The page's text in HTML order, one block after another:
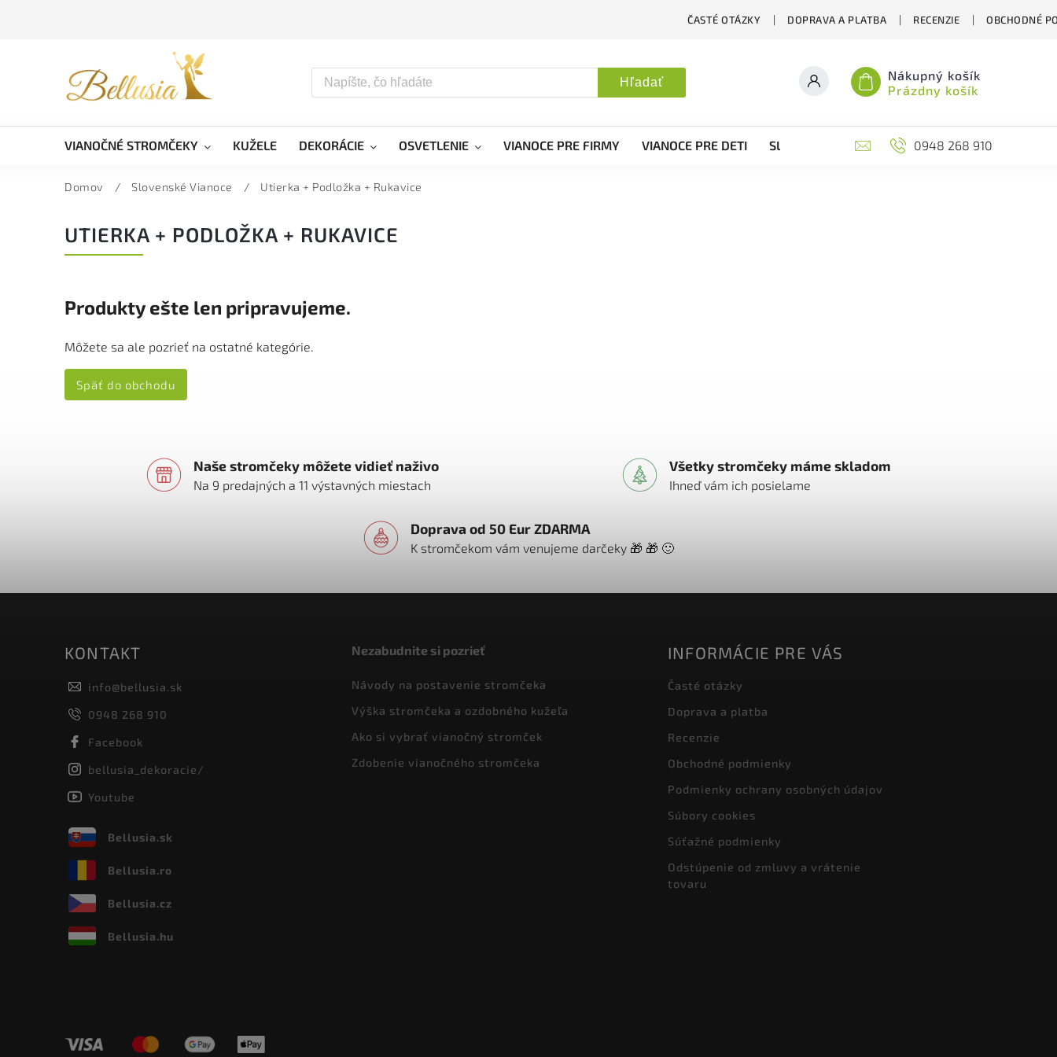
ČASTÉ OTÁZKY DOPRAVA A PLATBA RECENZIE OBCHODNÉ
Hľadať
Nákupný košík
Prázdny košík
VIANOČNÉ STROMČEKY KUŽELE DEKORÁCIE OSVETLENIE VIANOCE PRE FIRMY VIANOCE PRE DETI SLOVENSKÉ VIANOCE ĎALŠIE ZAUJÍMAVÉ
0948 268 910
Domov / Slovenské Vianoce / Utierka + Podložka + Rukavice
UTIERKA + PODLOŽKA + RUKAVICE
Produkty ešte len pripravujeme.
Môžete sa ale pozrieť na ostatné kategórie.
Späť do obchodu
Naše stromčeky môžete vidieť naživo
Na 9 predajných a 11 výstavných miestach
Všetky stromčeky máme skladom
Ihneď vám ich posielame
Doprava od 50 Eur ZDARMA
K stromčekom vám venujeme darčeky 🎁 🎁 🙂
KONTAKT
info@bellusia.sk
0948 268 910
Facebook
bellusia_dekoracie/
Youtube
Bellusia.sk
Bellusia.ro
Bellusia.cz
Bellusia.hu
Nezabudnite si pozrieť
Návody na postavenie stromčeka
Výška stromčeka a ozdobného kužeľa
Ako si vybrať vianočný stromček
Zdobenie vianočného stromčeka
INFORMÁCIE PRE VÁS
Časté otázky
Doprava a platba
Recenzie
Obchodné podmienky
Podmienky ochrany osobných údajov
Súbory cookies
Súťažné podmienky
Odstúpenie od zmluvy a vrátenie
tovaru